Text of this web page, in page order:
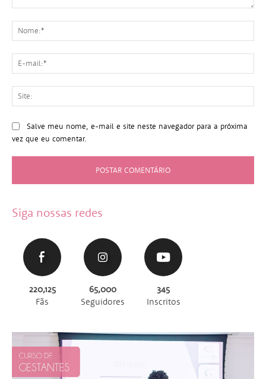
Salve meu nome, e-mail e site neste navegador para a próxima
vez que eu comentar.
Siga nossas redes
220,125
Fãs
65,000
Seguidores
345
Inscritos